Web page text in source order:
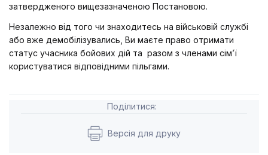
затвердженого вищезазначеною Постановою.
Незалежно від того чи знаходитесь на військовій службі
або вже демобілізувались, Ви маєте право отримати
статус учасника бойових дій та разом з членами сім’ї
користуватися відповідними пільгами.
Поділитися:
Версія для друку